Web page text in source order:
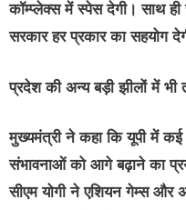
कॉम्प्लेक्स में स्पेस देगी। साथ
सरकार हर प्रकार का सहयोग
प्रदेश की अन्य बड़ी झीलों में भी
मुख्यमंत्री ने कहा कि यूपी में कई
संभावनाओं को आगे बढ़ाने का
सीएम योगी ने एशियन गेम्स और